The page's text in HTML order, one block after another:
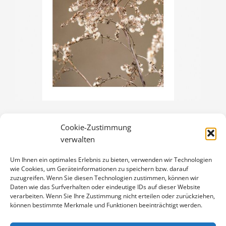
Cookie-Zustimmung
verwalten
Um Ihnen ein optimales Erlebnis zu bieten, verwenden wir Technologien
wie Cookies, um Geräteinformationen zu speichern bzw. darauf
zuzugreifen. Wenn Sie diesen Technologien zustimmen, können wir
Daten wie das Surfverhalten oder eindeutige IDs auf dieser Website
verarbeiten. Wenn Sie Ihre Zustimmung nicht erteilen oder zurückziehen,
können bestimmte Merkmale und Funktionen beeinträchtigt werden.
FELDSPERLING
Enthält 19% Mwst.
Versand
Klappkarte DIN A6 (105 x 148 mm), mit Originalfoto (ca. 90 x 130
mm) und Umschlag
FELDSPERLING